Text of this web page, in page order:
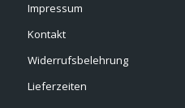
Impressum
Kontakt
Widerrufsbelehrung
Lieferzeiten